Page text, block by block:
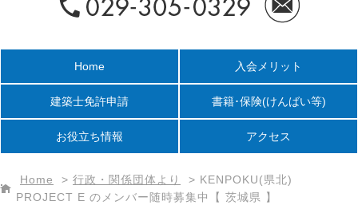
Home 入会メリット
建築士免許申請 書籍･保険(けんばい等)
お役立ち情報 アクセス
Home > 行政・関係団体より > KENPOKU(県北)
PROJECT E のメンバー随時募集中【 茨城県 】